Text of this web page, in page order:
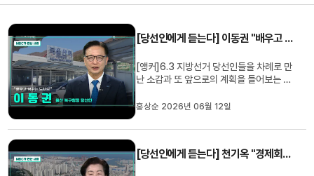
[당선인에게 듣는다] 이동권 "배우고 꿈꾸는 도시로"
[앵커]6.3 지방선거 당선인들을 차례로 만
난 소감과 또 앞으로의 계획을 들어보는 시
하겠습니다.[리포트]Q1. 소감 한 말씀해 주
선택해 주신 북구 주민 여러분께 진심으로
승리가 아니라 더 나은 ...
홍상순 2026년 06월 12일
[당선인에게 듣는다] 천기옥 "경제회복 우선"